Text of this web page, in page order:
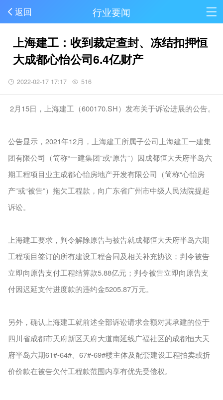
返回 行业要闻
上海建工：收到裁定查封、冻结扣押恒
大成都心怡公司6.4亿财产
2022-02-17 17:17 516
2月15日，上海建工（600170.SH）发布关于诉讼进展的公告。
公告显示，2021年12月，上海建工所属子公司上海建工一建集
团有限公司（简称“一建集团”或“原告”）因成都恒大天府半岛六
期工程项目业主成都心怡房地产开发有限公司（简称“心怡房
产”或“被告”）拖欠工程款，向广东省广州市中级人民法院提起
诉讼。
上海建工要求，判令解除原告与被告就成都恒大天府半岛六期
工程项目签订的所有建设工程合同及相关补充协议；判令被告
立即向原告支付工程结算款5.88亿元；判令被告立即向原告支
付因迟延支付进度款的违约金5205.87万元。
另外，确认上海建工就前述全部诉讼请求金额对其承建的位于
四川省成都市天府新区天府大道南延线广福社区的成都恒大天
府半岛六期61#-64#、67#-69#楼主体及配套建设工程拍卖或折
价价款在被告欠付工程款范围内享有优先受偿权。